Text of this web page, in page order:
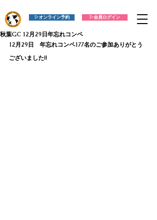
▷会員ログイン
▷オンライン予約
秋葉GC 12月29日年忘れコンペ
12月29日　年忘れコンペ177名のご参加ありがとう
ございました!!